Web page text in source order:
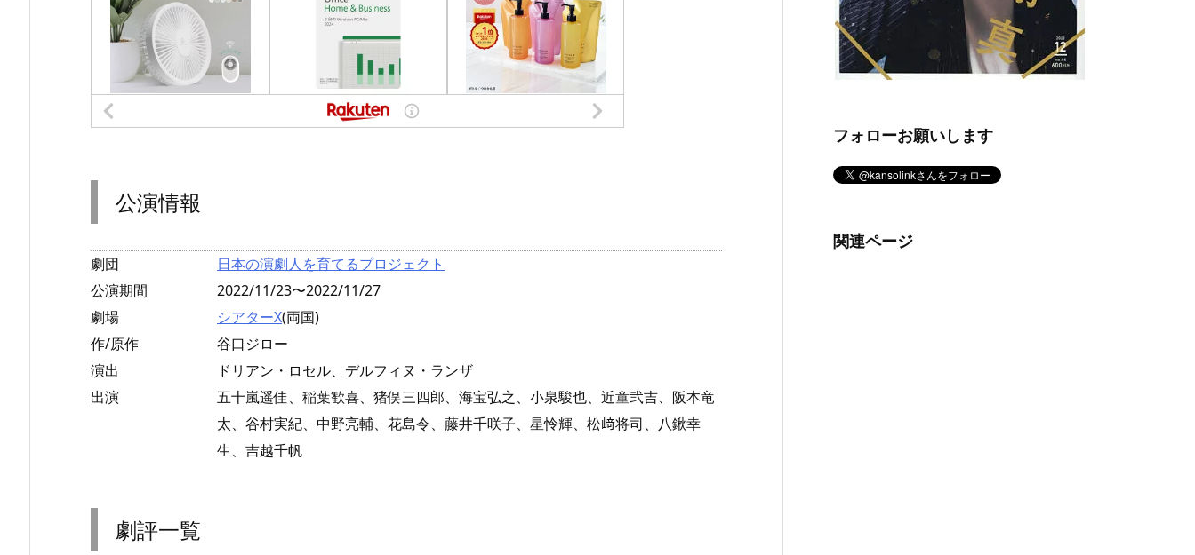
公演情報
劇団
日本の演劇人を育てるプロジェクト
公演期間
2022/11/23〜2022/11/27
劇場
シアターX(両国)
作/原作
谷口ジロー
演出
ドリアン・ロセル、デルフィヌ・ランザ
出演
五十嵐遥佳、稲葉歓喜、猪俣三四郎、海宝弘之、小泉駿也、近童弐吉、阪本竜
太、谷村実紀、中野亮輔、花島令、藤井千咲子、星怜輝、松﨑将司、八鍬幸
生、吉越千帆
劇評一覧
フォローお願いします
関連ページ